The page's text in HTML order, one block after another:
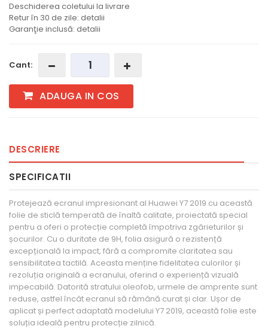
Deschiderea coletului la livrare
Retur în 30 de zile: detalii
Garanţie inclusă: detalii
Cant:
ADAUGA IN COS
DESCRIERE
SPECIFICATII
Protejează ecranul impresionant al Huawei Y7 2019 cu această
folie de sticlă temperată de înaltă calitate, proiectată special
pentru a oferi o protecție completă împotriva zgârieturilor și
șocurilor. Cu o duritate de 9H, folia asigură o rezistență
excepțională la impact, fără a compromite claritatea sau
sensibilitatea tactilă. Aceasta menține fidelitatea culorilor și
rezoluția originală a ecranului, oferind o experiență vizuală
impecabilă. Datorită stratului oleofob, urmele de amprente sunt
reduse, astfel încât ecranul să rămână curat și clar. Ușor de
aplicat și perfect adaptată modelului Y7 2019, această folie este
soluția ideală pentru protecție zilnică.